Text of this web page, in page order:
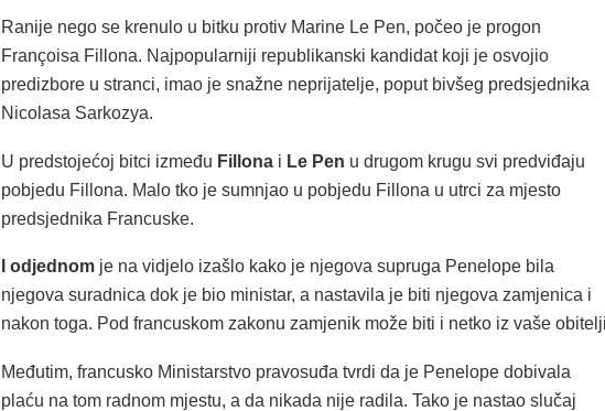
Ranije nego se krenulo u bitku protiv Marine Le Pen, počeo je progon
Françoisa Fillona. Najpopularniji republikanski kandidat koji je osvojio
predizbore u stranci, imao je snažne neprijatelje, poput bivšeg predsjednika
Nicolasa Sarkozya.
U predstojećoj bitci između Fillonai Le Pen u drugom krugu svi predviđaju
pobjedu Fillona. Malo tko je sumnjao u pobjedu Fillona u utrci za mjesto
predsjednika Francuske.
I odjednomje na vidjelo izašlo kako je njegova supruga Penelope bila
njegova suradnica dok je bio ministar, a nastavila je biti njegova zamjenica i
nakon toga. Pod francuskom zakonu zamjenik može biti i netko iz vaše
Međutim, francusko Ministarstvo pravosuđa tvrdi da je Penelope dobivala
plaću na tom radnom mjestu, a da nikada nije radila. Tako je nastao slučaj